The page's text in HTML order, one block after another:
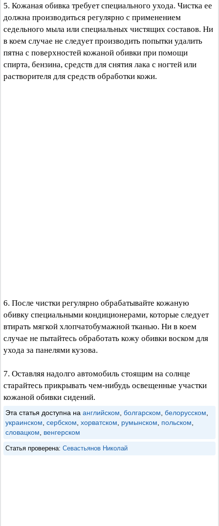
5. Кожаная обивка требует специального ухода. Чистка ее
должна производиться регулярно с применением
седельного мыла или специальных чистящих составов. Ни
в коем случае не следует производить попытки удалить
пятна с поверхностей кожаной обивки при помощи
спирта, бензина, средств для снятия лака с ногтей или
растворителя для средств обработки кожи.
6. После чистки регулярно обрабатывайте кожаную
обивку специальными кондиционерами, которые следует
втирать мягкой хлопчатобумажной тканью. Ни в коем
случае не пытайтесь обработать кожу обивки воском для
ухода за панелями кузова.
7. Оставляя надолго автомобиль стоящим на солнце
старайтесь прикрывать чем-нибудь освещенные участки
кожаной обивки сидений.
Эта статья доступна на английском болгарском белорусском
украинском сербском хорватском румынском польском
словацком
венгерском
Статья проверена: Севастьянов Николай